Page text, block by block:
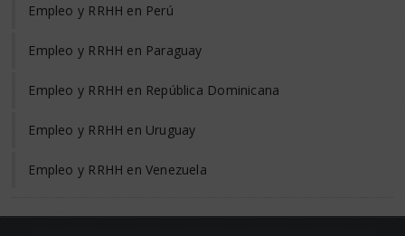
Empleo y RRHH en Perú
Empleo y RRHH en Paraguay
Empleo y RRHH en República Dominicana
Empleo y RRHH en Uruguay
Empleo y RRHH en Venezuela